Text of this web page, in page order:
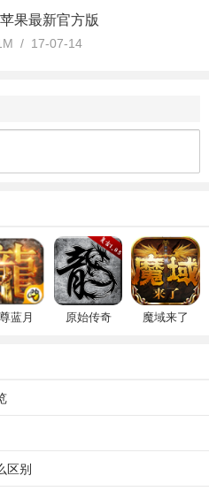
果最新官方版
/ 17-07-14
蓝月 原始传奇 魔域来了
区别